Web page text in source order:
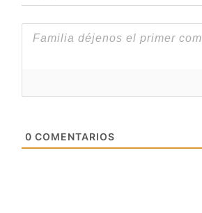
0 COMENTARIOS